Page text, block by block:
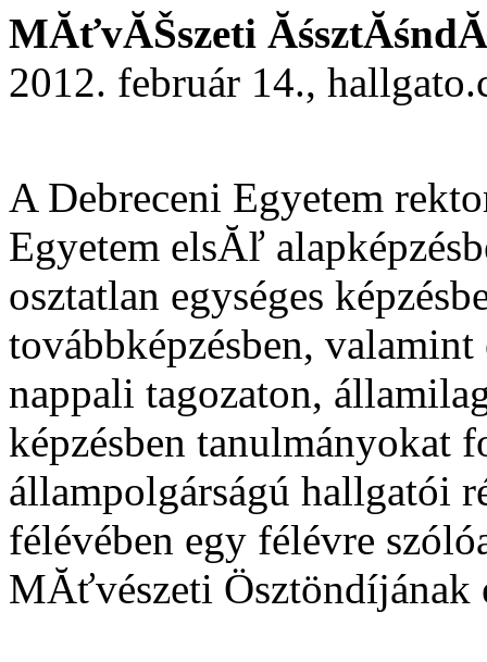
MĂťvĂŠszeti
2012. február 14.,
A Debreceni Egyetem
Egyetem elsĂľ
osztatlan egységes
továbbképzésben,
nappali tagozaton,
képzésben tanulmányokat
állampolgárságú hallgatói
félévében egy félévre
MĂťvészeti Ösztöndíjának